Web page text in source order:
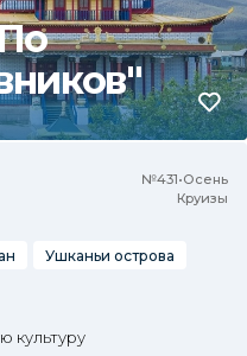
№431•Осень
Круизы
Ушканьи острова
культуру